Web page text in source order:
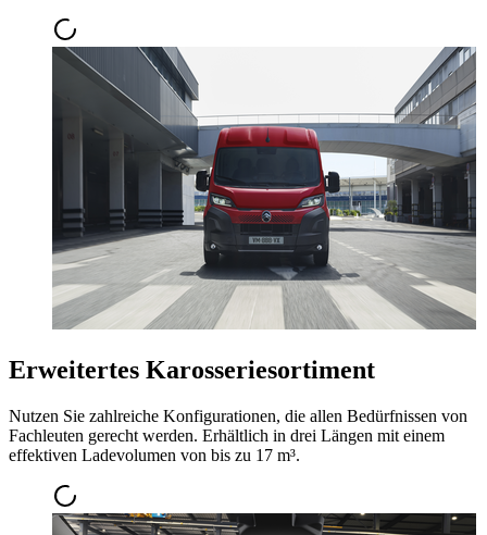
Erweitertes Karosseriesortiment
Nutzen Sie zahlreiche Konfigurationen, die allen Bedürfnissen von
Fachleuten gerecht werden. Erhältlich in drei Längen mit einem
effektiven Ladevolumen von bis zu 17 m³.